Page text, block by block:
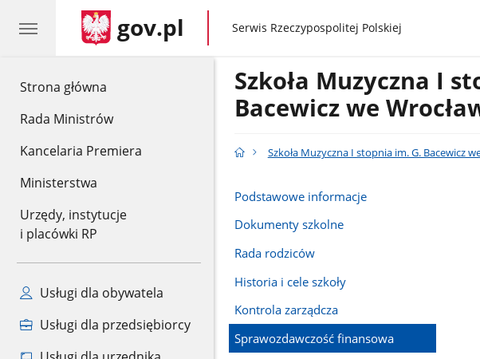
Strona główna
Rada Ministrów
Kancelaria Premiera
Ministerstwa
Urzędy, instytucje
i placówki RP
Usługi dla obywatela
Usługi dla przedsiębiorcy
gov.pl gov.pl
Serwis Rzeczypospolitej Polskiej
Szkoła Muzyczna I
Bacewicz we
Szkoła Muzyczna I stopnia im. G. Bacewicz
Podstawowe informacje
Dokumenty szkolne
Rada rodziców
Historia i cele szkoły
Kontrola zarządcza
Sprawozdawczość finansowa